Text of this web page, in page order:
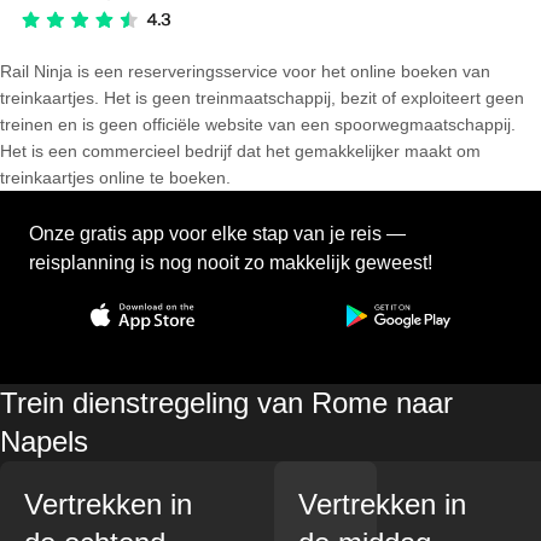
Rail Ninja is een reserveringsservice voor het online boeken van
treinkaartjes. Het is geen treinmaatschappij, bezit of exploiteert geen
treinen en is geen officiële website van een spoorwegmaatschappij.
Het is een commercieel bedrijf dat het gemakkelijker maakt om
treinkaartjes online te boeken.
Onze gratis app voor elke stap van je reis —
reisplanning is nog nooit zo makkelijk geweest!
Trein dienstregeling van Rome naar
Napels
Vertrekken in
Vertrekken in